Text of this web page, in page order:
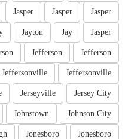
Jasper
Jasper
Jasper
Jasper
Jay
Jayton
Jefferson
Jefferson
Jeffersonville
Jeffersonville
Jersey City
Jerseyville
Johnson City
Johnstown
Jonesboro
Jonesboro